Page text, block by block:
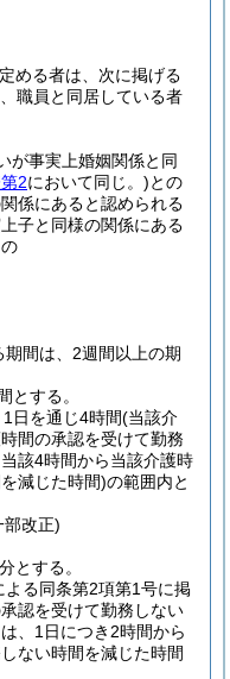
める者は、次に掲げる
職員と同居している者
が事実上婚姻関係と同
2において同じ。)との
係にあると認められる
子と同様の関係にある
期間は、2週間以上の期
とする。
日を通じ4時間(当該介
間の承認を受けて勤務
該4時間から当該介護時
減じた時間)の範囲内と
改正)
とする。
る同条第2項第1号に掲
認を受けて勤務しない
、1日につき2時間から
ない時間を減じた時間